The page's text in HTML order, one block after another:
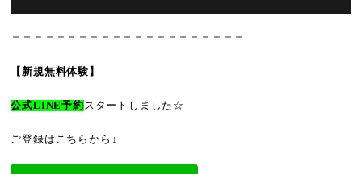
＝＝＝＝＝＝＝＝＝＝＝＝＝＝＝＝＝＝＝＝＝
【新規無料体験】
公式LINE予約スタートしました☆
ご登録はこちらから↓